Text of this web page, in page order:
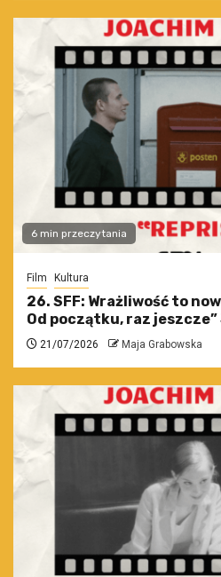
6 min przeczytania
Film Kultura
26. SFF: Wrażliwość to
Od początku, raz
21/07/2026 Maja Grabowska